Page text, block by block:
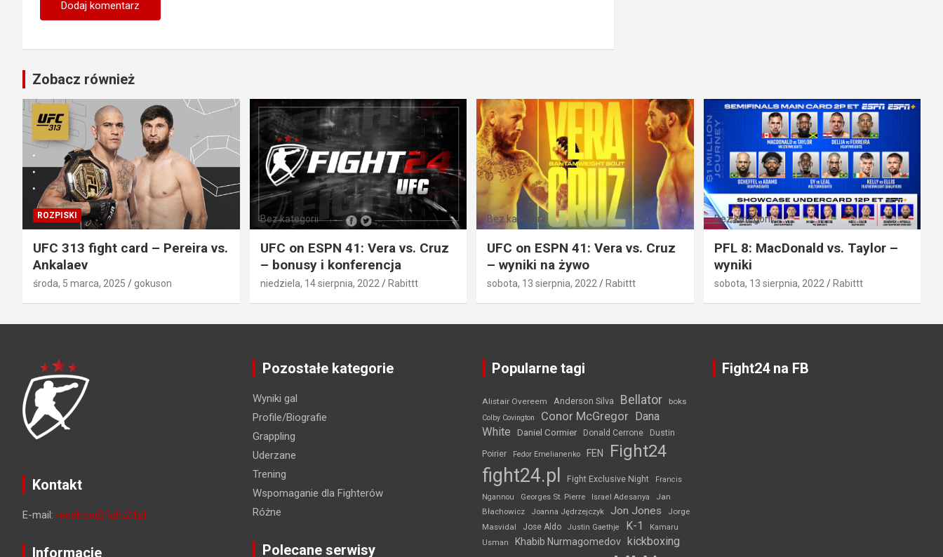
Zobacz również
ROZPISKI
UFC 313 fight card – Pereira vs.
Ankalaev
środa, 5 marca, 2025 gokuson
Bez kategorii
UFC on ESPN 41: Vera vs. Cruz
– bonusy i konferencja
niedziela, 14 sierpnia, 2022 Rabittt
Bez kategorii
UFC on ESPN 41: Vera vs. Cruz
– wyniki na żywo
sobota, 13 sierpnia, 2022 Rabittt
Bez kategorii
PFL 8: MacDonald vs. Taylor –
wyniki
sobota, 13 sierpnia, 2022 Rabittt
Kontakt
E-mail: redakcja@fight24.pl
Informacje
Pozostałe kategorie
Wyniki gal
Profile/Biografie
Grappling
Uderzane
Trening
Wspomaganie dla Fighterów
Różne
Polecane serwisy
Popularne tagi
Alistair Overeem Anderson Silva Bellator boks
Colby Covington Conor McGregor Dana
White
Daniel Cormier Donald Cerrone Dustin
Poirier Fedor Emelianenko FEN Fight24
fight24.pl Fight Exclusive Night
Francis
Ngannou
Georges St. Pierre Israel Adesanya
Jan
Błachowicz
Joanna Jędrzejczyk Jon Jones
Jorge
Masvidal
Jose Aldo Justin Gaethje K-1
Kamaru
Usman
Khabib Nurmagomedov kickboxing
Fight24 na FB